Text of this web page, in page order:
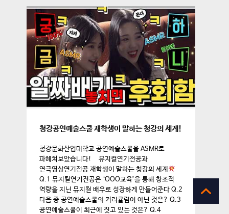
청강공연예술스쿨 재학생이 말하는 청강의 세계!
청강문화산업대학교 공연예술스쿨을 ASMR로
파헤쳐보았습니다! 뮤지컬연기전공과
연극영상연기전공 재학생이 말하는 청강의 세계
Q.1 뮤지컬연기전공은 ‘OOO교육’을 통해 창조적
역량을 지닌 뮤지컬 배우로 성장하게 만들어준다 Q.2
다음 중 공연예술스쿨의 커리큘럼이 아닌 것은? Q.3
공연예술스쿨이 최근에 짓고 있는 것은? Q.4